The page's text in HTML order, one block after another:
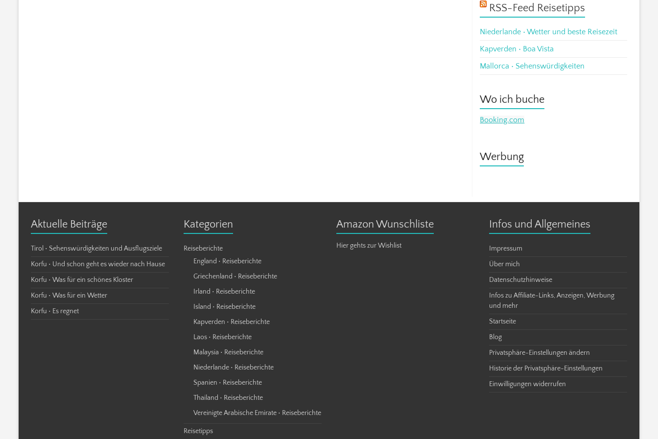
RSS-Feed Reisetipps
Niederlande • Wetter und beste Reisezeit
Kapverden • Boa Vista
Mallorca • Sehenswürdigkeiten
Wo ich buche
Booking.com
Werbung
Aktuelle Beiträge
Tirol • Sehenswürdigkeiten und Ausflugsziele
Korfu • Und schon geht es wieder nach Hause
Korfu • Was für ein schönes Kloster
Korfu • Was für ein Wetter
Korfu • Es regnet
Kategorien
Reiseberichte
England • Reiseberichte
Griechenland • Reiseberichte
Irland • Reiseberichte
Island • Reiseberichte
Kapverden • Reiseberichte
Laos • Reiseberichte
Malaysia • Reiseberichte
Niederlande • Reiseberichte
Spanien • Reiseberichte
Thailand • Reiseberichte
Vereinigte Arabische Emirate • Reiseberichte
Reisetipps
Amazon Wunschliste
Hier gehts zur Wishlist
Infos und Allgemeines
Impressum
Über mich
Datenschutzhinweise
Infos zu Affiliate-Links, Anzeigen, Werbung
und mehr
Startseite
Blog
Privatsphäre-Einstellungen ändern
Historie der Privatsphäre-Einstellungen
Einwilligungen widerrufen